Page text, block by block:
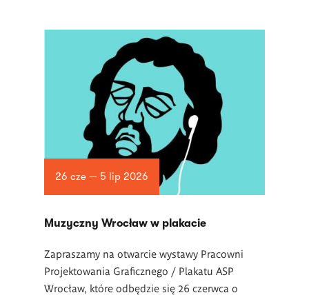
26 cze — 5 lip 2026
Muzyczny Wrocław w plakacie
Zapraszamy na otwarcie wystawy Pracowni
Projektowania Graficznego / Plakatu ASP
Wrocław, które odbędzie się 26 czerwca o